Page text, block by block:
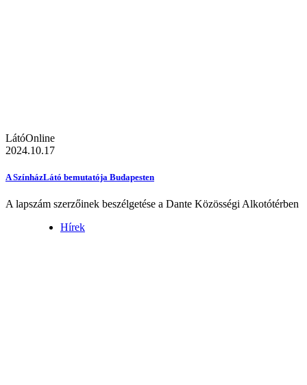
LátóOnline
2024.10.17
A SzínházLátó bemutatója Budapesten
A lapszám szerzőinek beszélgetése a Dante Közösségi Alkotótérben
Hírek